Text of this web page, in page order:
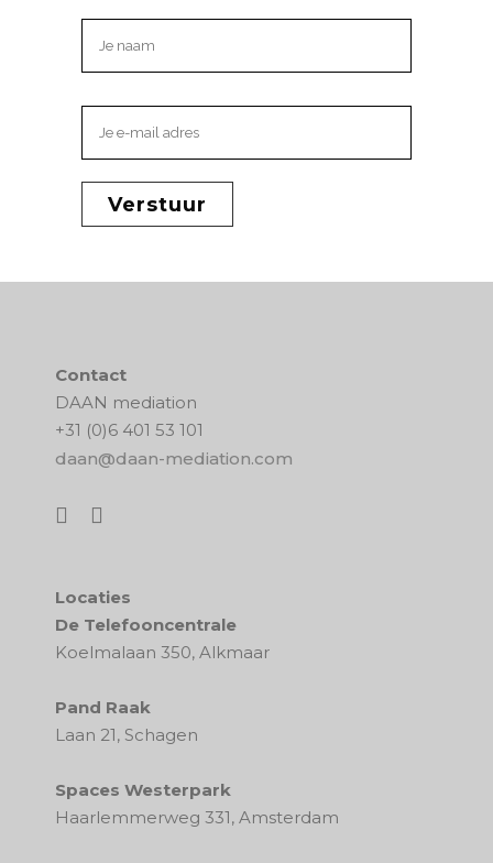
Contact
DAAN mediation
+31 (0)6 401 53 101
daan@daan-mediation.com
Locaties
De Telefooncentrale
Koelmalaan 350, Alkmaar
Pand Raak
Laan 21, Schagen
Spaces Westerpark
Haarlemmerweg 331, Amsterdam